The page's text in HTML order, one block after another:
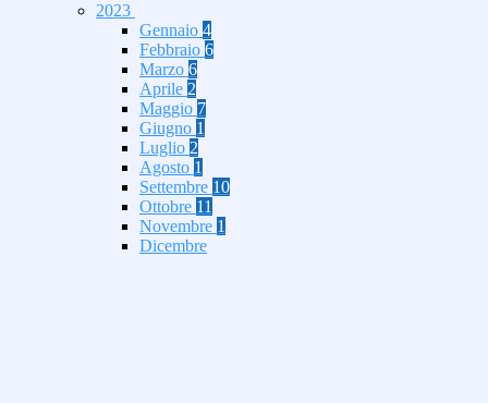
2023
Gennaio 4
Febbraio 6
Marzo 6
Aprile 2
Maggio 7
Giugno 1
Luglio 2
Agosto 1
Settembre 10
Ottobre 11
Novembre 1
Dicembre